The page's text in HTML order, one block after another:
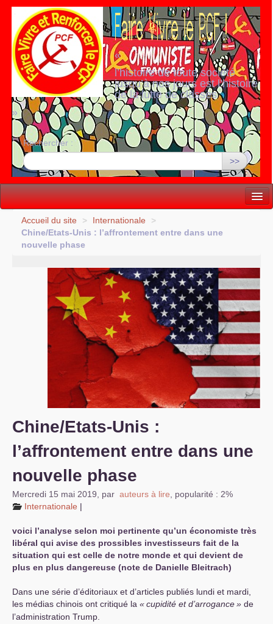
«
l’histoire de toute société
jusqu’à nos jours est l’histoire
de la lutte de classes
»
Rechercher :
>>
Vie politique
Lutter, Unir...
S’organiser
Comprendre...
Accueil du site > Internationale
>
Chine/Etats-Unis : l’affrontement entre dans une
nouvelle phase
Chine/Etats-Unis :
l’affrontement entre dans une
nouvelle phase
Mercredi 15 mai 2019 par auteurs à lire
popularité : 2%
Internationale |
voici l’analyse selon moi pertinente qu’un économiste très
libéral qui avise des prossibles investisseurs fait de la
situation qui est celle de notre monde et qui devient de
plus en plus dangereuse (note de Danielle Bleitrach)
Dans une série d’éditoriaux et d’articles publiés lundi et mardi,
les médias chinois ont critiqué la «cupidité et d’arrogance» de
l’administration Trump.